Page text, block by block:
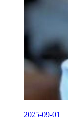
2025-09-01